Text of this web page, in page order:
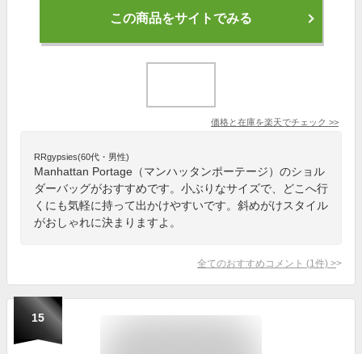
この商品をサイトでみる
価格と在庫を楽天でチェック >>
RRgypsies(60代・男性)
Manhattan Portage（マンハッタンポーテージ）のショル
ダーバッグがおすすめです。小ぶりなサイズで、どこへ行
くにも気軽に持って出かけやすいです。斜めがけスタイル
がおしゃれに決まりますよ。
全てのおすすめコメント (1 件) >
15